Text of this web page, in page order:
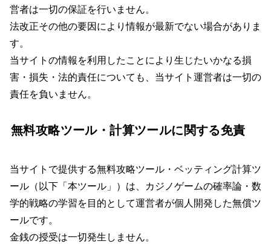
営者は一切の保証を行いません。
法改正その他の要因により情報が最新でない場合がありま
す。
当サイトの情報を利用したことにより生じたいかなる損
害・損失・法的責任についても、当サイト運営者は一切の
責任を負いません。
無料攻略ツール・計算ツールに関する免責
当サイトで提供する無料攻略ツール・ベッティング計算ツ
ール（以下「本ツール」）は、カジノゲームの確率論・数
学的戦略の学習を目的として運営者が個人開発した無償ツ
ールです。
金銭の授受は一切発生しません。